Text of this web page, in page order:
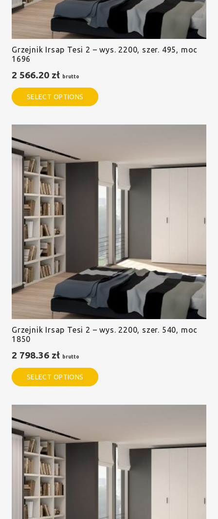
Grzejnik Irsap Tesi 2 – wys. 2200, szer. 495, moc
1696
2 566.20 zł brutto
SELECT OPTIONS
Grzejnik Irsap Tesi 2 – wys. 2200, szer. 540, moc
1850
2 798.36 zł brutto
SELECT OPTIONS